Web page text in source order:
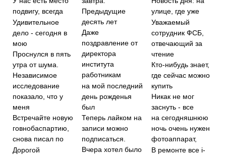
подвигу, всегда
Удивительное
дело - сегодня в
мою
Проснулся в пять
утра от шума.
Независимое
исследование
показало, что у
меня
Встречайте новую
говнобаспартию,
снова писал по
Дорогой
Предыдущие
десять лет
Даже
поздравление от
директора
института
работникам
на мой последний
день рожденья
был
Теперь лайком на
записи можно
подписаться.
Вчера хотел было
улице, где уже
Уважаемый
сотрудник ФСБ,
отвечающий за
чтение
Кто-нибудь знает,
где сейчас можно
купить
Никак не мог
заснуть - все
на сегодняшнюю
ночь очень нужен
фотоаппарат,
В ремонте все i-